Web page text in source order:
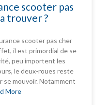
scooter pas
trouver ?
scooter pas cher
il est primordial de se
peu importent les
le deux-roues reste
se mouvoir. Notamment
More